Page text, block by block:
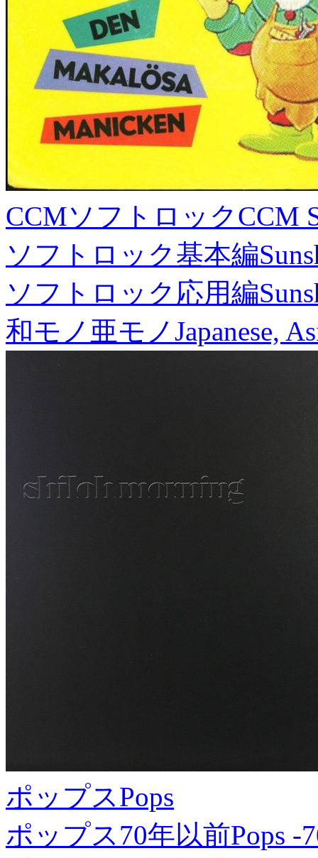
CCMソフトロックCCM
ソフトロック基本編
ソフトロック応用編
和モノ亜モノJapanese,
ポップスPops
ポップス70年以前Pops -